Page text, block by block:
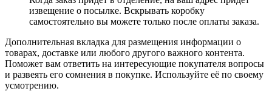
извещение о посылке. Вскрывать коробку
самостоятельно вы можете только после оплаты заказа.
Дополнительная вкладка для размещения информации о
товарах, доставке или любого другого важного контента.
Поможет вам ответить на интересующие покупателя вопросы
и развеять его сомнения в покупке. Используйте её по своему
усмотрению.